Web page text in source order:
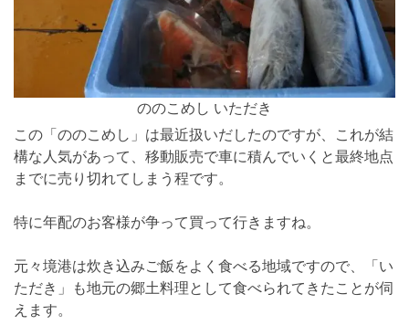
ののこめし いただき
この「ののこめし」は最近扱いだしたのですが、これが結
構な人気があって、移動販売で車に積んでいくと最終地点
までに売り切れてしまう程です。
特に年配のお客様が争って買って行きますね。
元々境港は炊き込みご飯をよく食べる地域ですので、「い
ただき」も地元の郷土料理として食べられてきたことが伺
えます。